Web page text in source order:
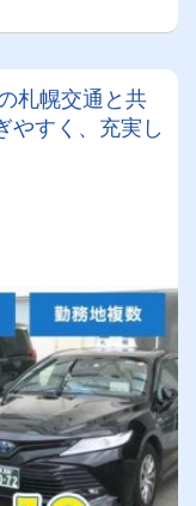
札幌交通と共
すく、充実し